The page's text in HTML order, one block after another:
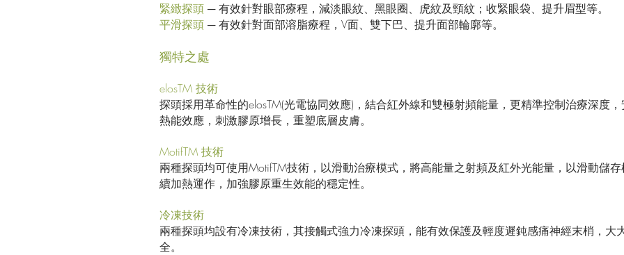
緊緻探頭 ─ 有效針對眼部療程，減淡眼紋、黑眼圈、虎紋及頸紋；收緊眼袋、提升眉型等。
平滑探頭 ─ 有效針對面部溶脂療程，V面、雙下巴、提升面部輪廓等。
獨特之處
elosTM 技術
探頭採用革命性的elosTM(光電協同效應)，結合紅外線和雙極射頻能量，更精準控制治療深度
熱能效應，刺激膠原增長，重塑底層皮膚。
MotifTM 技術
兩種探頭均可使用MotifTM技術，以滑動治療模式，將高能量之射頻及紅外光能量，以滑動儲
續加熱運作，加強膠原重生效能的穩定性。
冷凍技術
兩種探頭均設有冷凍技術，其接觸式強力冷凍探頭，能有效保護及輕度遲鈍感痛神經末梢，大
全。